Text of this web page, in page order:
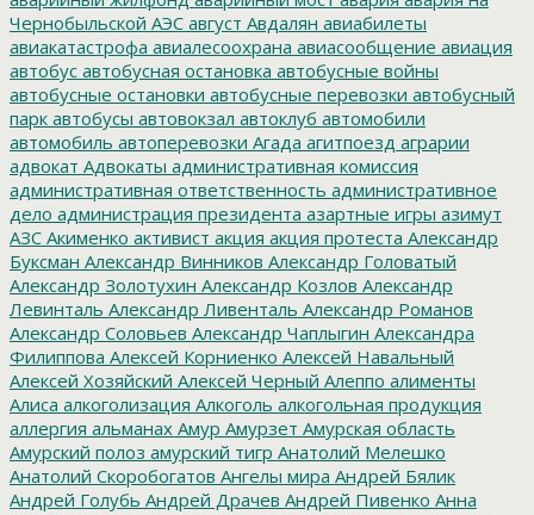
Чернобыльской АЭС август Авдалян авиабилеты
авиакатастрофа авиалесоохрана авиасообщение авиация
автобус автобусная остановка автобусные войны
автобусные остановки автобусные перевозки автобусный
парк автобусы автовокзал автоклуб автомобили
автомобиль автоперевозки Агада агитпоезд аграрии
адвокат Адвокаты административная комиссия
административная ответственность административное
дело администрация президента азартные игры азимут
АЗС Акименко активист акция акция протеста Александр
Буксман Александр Винников Александр Головатый
Александр Золотухин Александр Козлов Александр
Левинталь Александр Ливенталь Александр Романов
Александр Соловьев Александр Чаплыгин Александра
Филиппова Алексей Корниенко Алексей Навальный
Алексей Хозяйский Алексей Черный Алеппо алименты
Алиса алкоголизация Алкоголь алкогольная продукция
аллергия альманах Амур Амурзет Амурская область
Амурский полоз амурский тигр Анатолий Мелешко
Анатолий Скоробогатов Ангелы мира Андрей Бялик
Андрей Голубь Андрей Драчев Андрей Пивенко Анна